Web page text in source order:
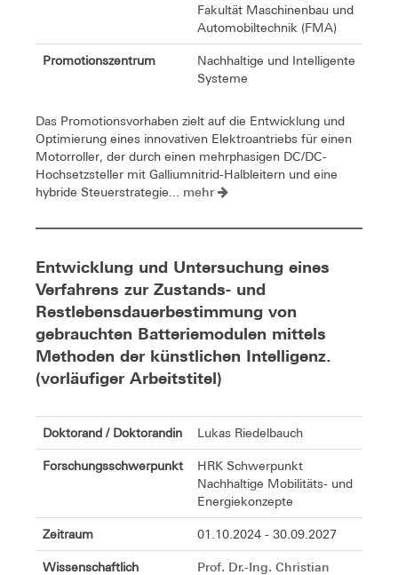
Fakultät Maschinenbau und
Automobiltechnik (FMA)
Promotionszentrum
Nachhaltige und Intelligente
Systeme
Das Promotionsvorhaben zielt auf die Entwicklung und
Optimierung eines innovativen Elektroantriebs für einen
Motorroller, der durch einen mehrphasigen DC/DC-
Hochsetzsteller mit Galliumnitrid-Halbleitern und eine
hybride Steuerstrategie... mehr
Entwicklung und Untersuchung eines
Verfahrens zur Zustands- und
Restlebensdauerbestimmung von
gebrauchten Batteriemodulen mittels
Methoden der künstlichen Intelligenz.
(vorläufiger Arbeitstitel)
Doktorand / Doktorandin Lukas Riedelbauch
Forschungsschwerpunkt
HRK Schwerpunkt
Nachhaltige Mobilitäts- und
Energiekonzepte
Zeitraum 01.10.2024 - 30.09.2027
Wissenschaftlich
Prof. Dr.-Ing. Christian